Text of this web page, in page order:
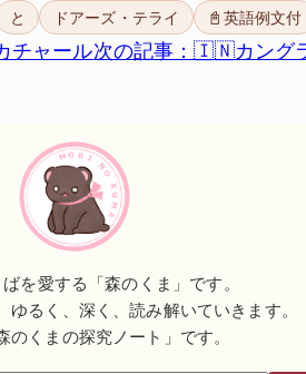
と ドアーズ・テライ 📓英語例文付
ャール次の記事：🇮🇳カング
を愛する「森のくま」です。
るく、深く、読み解いていきます。
くまの探究ノート」です。